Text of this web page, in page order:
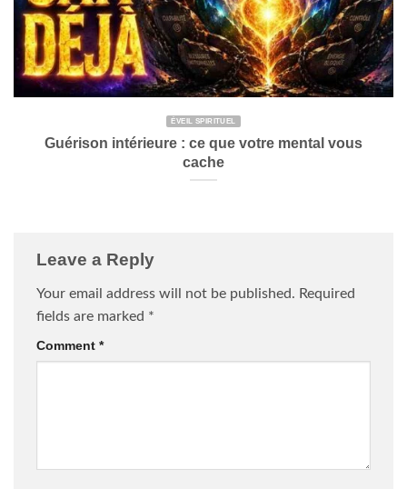
ÉVEIL SPIRITUEL
Guérison intérieure : ce que votre mental vous
cache
Leave a Reply
Your email address will not be published. Required
fields are marked *
Comment *